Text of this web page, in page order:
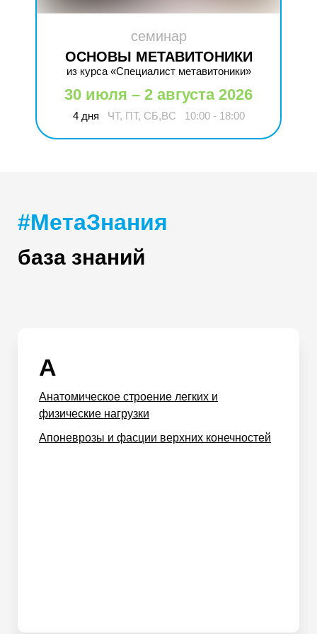
семинар
ОСНОВЫ МЕТАВИТОНИКИ
из курса «Специалист метавитоники»
30 июля – 2 августа 2026
4 дня ЧТ, ПТ, СБ,ВС 10:00 - 18:00
#МетаЗнания
база знаний
А
Анатомическое строение легких и
физические нагрузки
Апоневрозы и фасции верхних конечностей